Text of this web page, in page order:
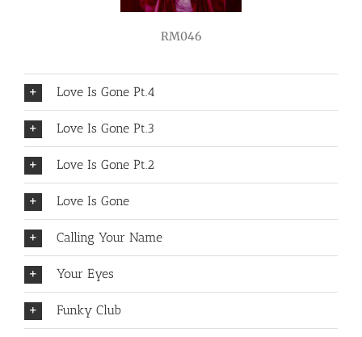
RM046
Love Is Gone Pt.4
Love Is Gone Pt.3
Love Is Gone Pt.2
Love Is Gone
Calling Your Name
Your Eyes
Funky Club